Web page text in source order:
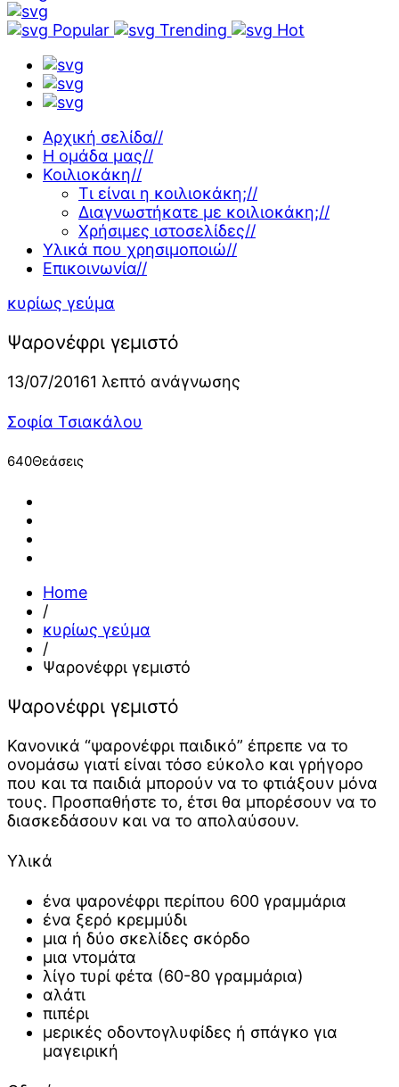
Popular Trending Hot
Αρχική σελίδα//
Η ομάδα μας//
Κοιλιοκάκη//
Τι είναι η κοιλιοκάκη;//
Διαγνωστήκατε με κοιλιοκάκη;//
Χρήσιμες ιστοσελίδες//
Υλικά που χρησιμοποιώ//
Επικοινωνία//
κυρίως γεύμα
Ψαρονέφρι γεμιστό
13/07/20161 λεπτό ανάγνωσης
Σοφία Τσιακάλου
640Θεάσεις
Home
/
κυρίως γεύμα
/
Ψαρονέφρι γεμιστό
Ψαρονέφρι γεμιστό
Κανονικά “ψαρονέφρι παιδικό” έπρεπε να το
ονομάσω γιατί είναι τόσο εύκολο και γρήγορο
που και τα παιδιά μπορούν να το φτιάξουν μόνα
τους. Προσπαθήστε το, έτσι θα μπορέσουν να το
διασκεδάσουν και να το απολαύσουν.
Υλικά
ένα ψαρονέφρι περίπου 600 γραμμάρια
ένα ξερό κρεμμύδι
μια ή δύο σκελίδες σκόρδο
μια ντομάτα
λίγο τυρί φέτα (60-80 γραμμάρια)
αλάτι
πιπέρι
μερικές οδοντογλυφίδες ή σπάγκο για
μαγειρική